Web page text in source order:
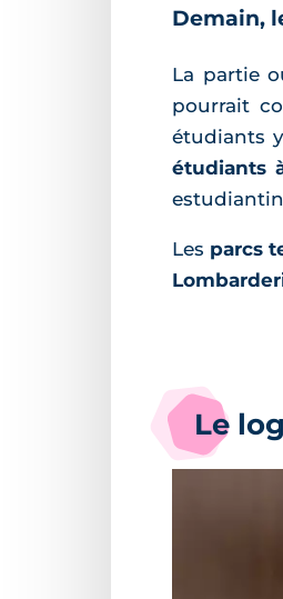
Demain,
La partie
pourrait
étudiants
étudiants
Les parcs
Le